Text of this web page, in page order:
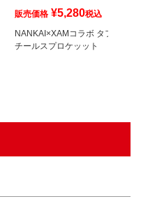
販売価格 ¥5,280税込
NANKAI×XAMコラボ タフライト
チールスプロケッット